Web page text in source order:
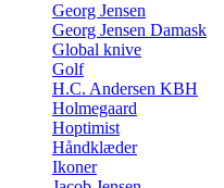
Georg Jensen
Georg Jensen Damask
Global knive
Golf
H.C. Andersen KBH
Holmegaard
Hoptimist
Håndklæder
Ikoner